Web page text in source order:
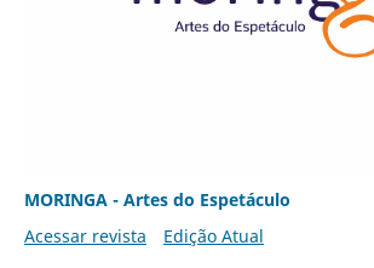
MORINGA - Artes do Espetáculo
Acessar revista
Edição Atual